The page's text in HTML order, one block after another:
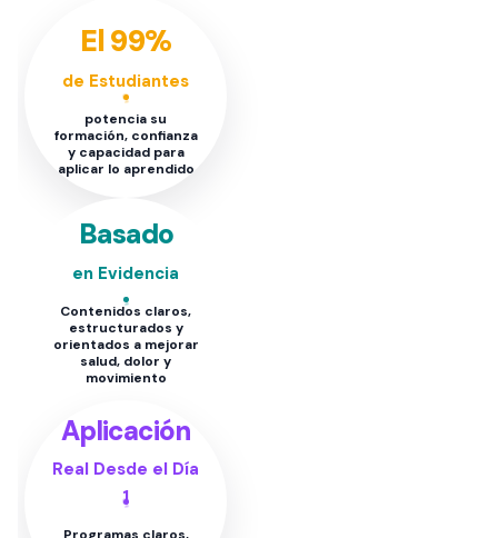
El 99%
de Estudiantes
potencia su
formación, confianza
y capacidad para
aplicar lo aprendido
Basado
en Evidencia
Contenidos claros,
estructurados y
orientados a mejorar
salud, dolor y
movimiento
Aplicación
Real Desde el Día
1